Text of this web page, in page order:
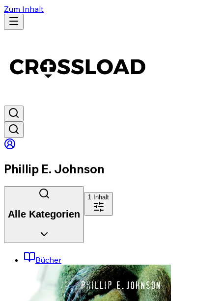
Zum Inhalt
Phillip E. Johnson
Alle Kategorien
1 Inhalt
Bücher